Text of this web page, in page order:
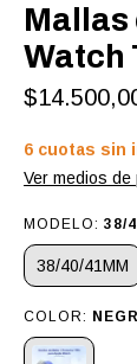
Mallas
Watch
6 cuotas sin
Ver medios de
MODELO: 38/
38/40/41MM
COLOR: